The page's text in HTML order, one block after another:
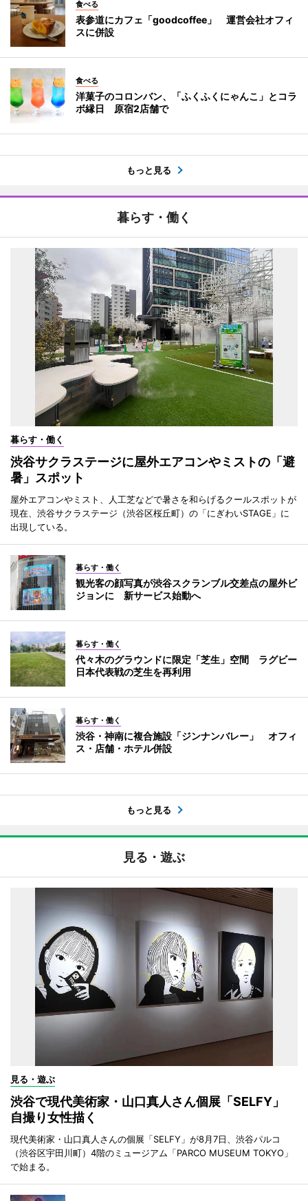
食べる
表参道にカフェ「goodcoffee」 運営会社オフィ
スに併設
食べる
洋菓子のコロンバン、「ふくふくにゃんこ」とコラ
ボ縁日 原宿2店舗で
もっと見る
暮らす・働く
暮らす・働く
渋谷サクラステージに屋外エアコンやミストの「避
暑」スポット
屋外エアコンやミスト、人工芝などで暑さを和らげるクールスポットが
現在、渋谷サクラステージ（渋谷区桜丘町）の「にぎわいSTAGE」に
出現している。
暮らす・働く
観光客の顔写真が渋谷スクランブル交差点の屋外ビ
ジョンに 新サービス始動へ
暮らす・働く
代々木のグラウンドに限定「芝生」空間 ラグビー
日本代表戦の芝生を再利用
暮らす・働く
渋谷・神南に複合施設「ジンナンバレー」 オフィ
ス・店舗・ホテル併設
もっと見る
見る・遊ぶ
見る・遊ぶ
渋谷で現代美術家・山口真人さん個展「SELFY」
自撮り女性描く
現代美術家・山口真人さんの個展「SELFY」が8月7日、渋谷パルコ
（渋谷区宇田川町）4階のミュージアム「PARCO MUSEUM TOKYO」
で始まる。